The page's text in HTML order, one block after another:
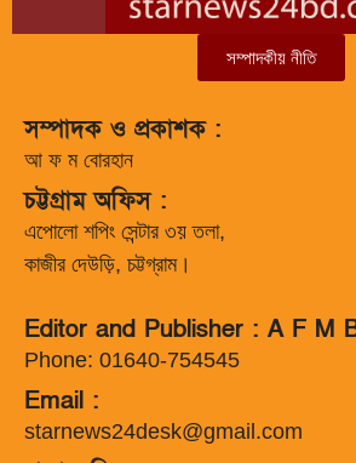
সম্পাদকীয় নীতি
সম্পাদক ও প্রকাশক :
আ ফ ম বোরহান
চট্টগ্রাম অফিস :
এপোলো শপিং সেন্টার ৩য় তলা,
কাজীর দেউড়ি, চট্টগ্রাম।
Editor and Publisher : A F M
Phone: 01640-754545
Email :
starnews24desk@gmail.com